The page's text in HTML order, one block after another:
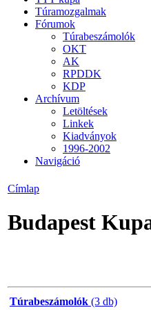
Túramozgalmak
Fórumok
Túrabeszámolók
OKT
AK
RPDDK
KDP
Archívum
Letöltések
Linkek
Kiadványok
1996-2002
Navigáció
Címlap
Budapest
Túrabeszámolók (3 db)